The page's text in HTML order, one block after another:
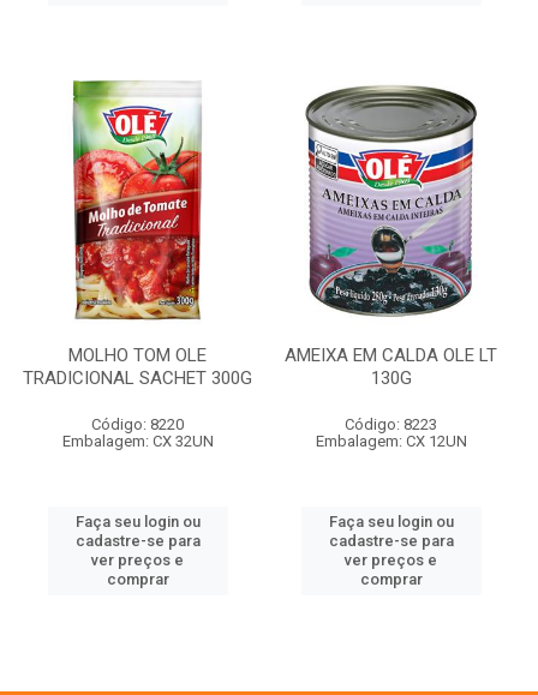
MOLHO TOM OLE
TRADICIONAL SACHET 300G
Código: 8220
Embalagem: CX 32UN
Faça seu login ou
cadastre-se para
ver preços e
comprar
AMEIXA EM CALDA OLE LT
130G
Código: 8223
Embalagem: CX 12UN
Faça seu login ou
cadastre-se para
ver preços e
comprar